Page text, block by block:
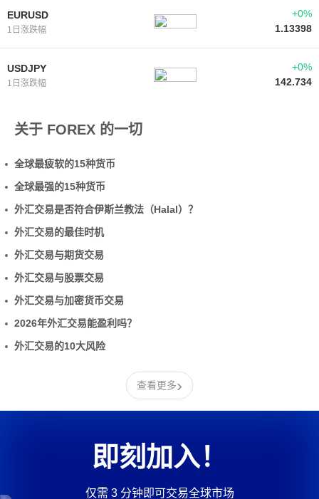
EURUSD
1日涨跌幅
+0%
1.13398
USDJPY
1日涨跌幅
+0%
142.734
关于 FOREX 的一切
全球最疲软的15种货币
全球最强的15种货币
外汇交易是否符合伊斯兰教法（Halal）？
外汇交易的最佳时机
外汇交易与期货交易
外汇交易与股票交易
外汇交易与加密货币交易
2026年外汇交易能盈利吗？
外汇交易的10大风险
查看更多›
即刻加入！
仅需 3 分钟即可交易全球市场